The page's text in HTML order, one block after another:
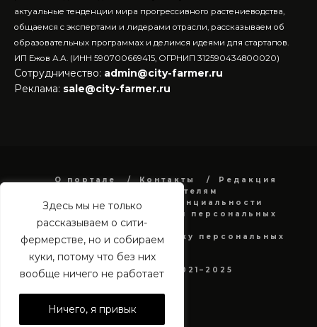
Здесь мы не только
рассказываем о сити-
фермерстве, но и собираем
куки, потому что без них
вообще ничего не работает
Ничего, я привык
актуальные тенденции мира прогрессивного растениеводства,
общаемся с экспертами и лидерами отрасли, рассказываем об
образовательных программах и делимся идеями для стартапов.
ИП Ежов А.А. (ИНН 590700669415, ОГРНИП 312590434800020)
Сотрудничество: admin@city-farmer.ru
Реклама: sale@city-farmer.ru
О портале Контакты
Редакция
Рекламодателям
Политика конфиденциальности
в отношении обработки персональных
данных
Согласие на обработку персональных
данных
city-farmer.ru 2021–2025